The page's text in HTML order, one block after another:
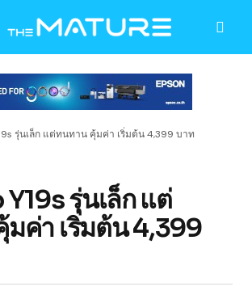
รุ่นเล็ก แต่ทนทาน คุ้มค่า เริ่มต้น 4,399 บาท
รุ่นเล็ก แต่
ค่า เริ่มต้น 4,399